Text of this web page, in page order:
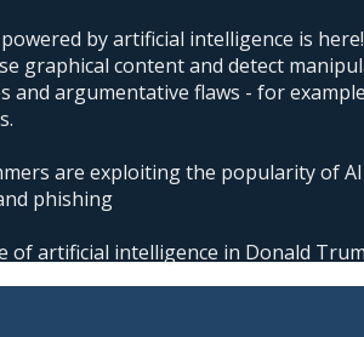
by artificial intelligence is
graphical content and detect
and argumentative flaws - for
are exploiting the popularity of
phishing
of artificial intelligence in Donald